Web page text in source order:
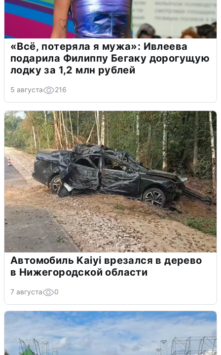
«Всё, потеряла я мужа»: Ивлеева
подарила Филиппу Бегаку дорогущую
лодку за 1,2 млн рублей
5 августа 216
Автомобиль Kaiyi врезался в дерево
в Нижегородской области
7 августа 0